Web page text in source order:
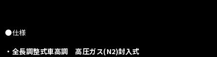
●仕様
・全長調整式車高調 高圧ガス(N2)封入式